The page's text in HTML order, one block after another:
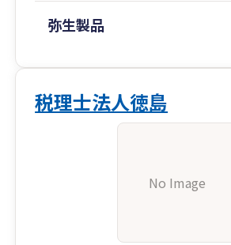
弥生製品
税理士法人徳島
No Image